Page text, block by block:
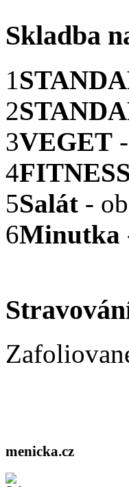
Skladba
1
2
3VEGET
4FITNESS
5Salát -
6Minutka
menicka.cz